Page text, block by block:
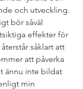
och utveckling.
bör såväl
effekter för
såklart att
att påverka
ännu inte bildat
min